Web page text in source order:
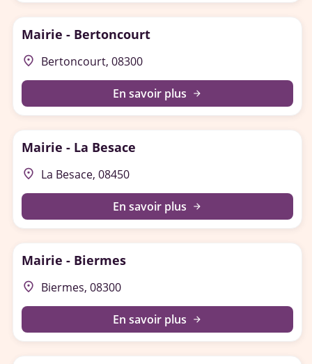
Mairie - Bertoncourt
place Bertoncourt, 08300
En savoir plus arrow_forward
Mairie - La Besace
place La Besace, 08450
En savoir plus arrow_forward
Mairie - Biermes
place Biermes, 08300
En savoir plus arrow_forward